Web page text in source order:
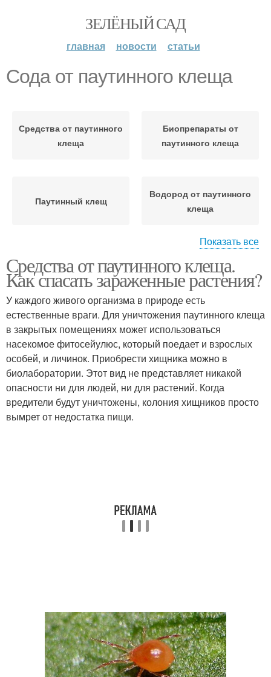
ЗЕЛЁНЫЙ САД
главная новости статьи
Сода от паутинного клеща
Средства от паутинного
клеща
Биопрепараты от
паутинного клеща
Паутинный клещ
Водород от паутинного
клеща
паутинного клеща
клеща
Паутинные клещи
Марганцовка от
паутинного клеща
Борьба с паутинным
клещом
Препараты от
паутинного клеща
Клещ на домашней розе
Клещи на огурцах
Показать все
Средства от паутинного клеща.
Как спасать зараженные растения?
У каждого живого организма в природе есть
естественные враги. Для уничтожения паутинного клеща
в закрытых помещениях может использоваться
насекомое фитосейулюс, который поедает и взрослых
особей, и личинок. Приобрести хищника можно в
биолаборатории. Этот вид не представляет никакой
опасности ни для людей, ни для растений. Когда
вредители будут уничтожены, колония хищников просто
вымрет от недостатка пищи.